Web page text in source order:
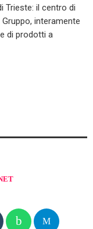
Trieste: il centro di
interamente
di prodotti a